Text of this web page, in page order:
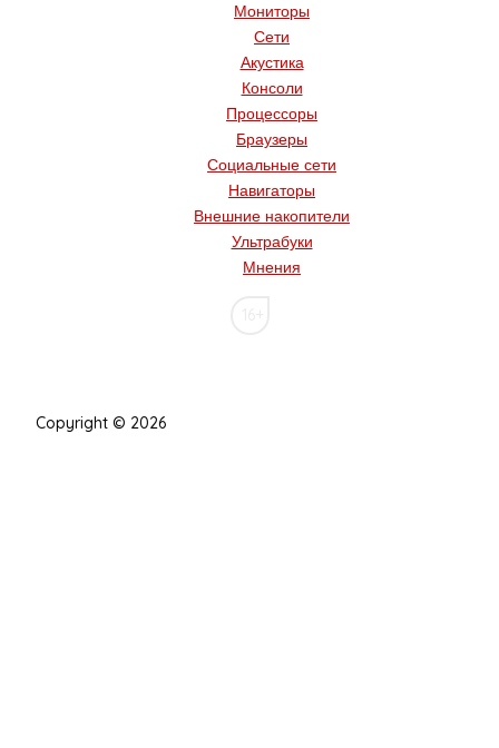
Мониторы
Сети
Акустика
Консоли
Процессоры
Браузеры
Социальные сети
Навигаторы
Внешние накопители
Ультрабуки
Мнения
Copyright © 2026